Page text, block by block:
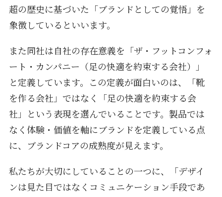
超の歴史に基づいた「ブランドとしての覚悟」を
象徴しているといいます。
また同社は自社の存在意義を「ザ・フットコンフォ
ート・カンパニー（足の快適を約束する会社）」
と定義しています。この定義が面白いのは、「靴
を作る会社」ではなく「足の快適を約束する会
社」という表現を選んでいることです。製品では
なく体験・価値を軸にブランドを定義している点
に、ブランドコアの成熟度が見えます。
私たちが大切にしていることの一つに、「デザイ
ンは見た目ではなくコミュニケーション手段であ